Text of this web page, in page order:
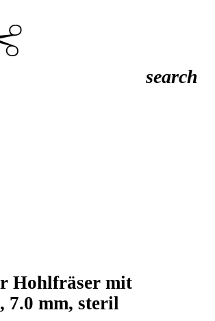
search
Hohlfräser mit
7.0 mm, steril